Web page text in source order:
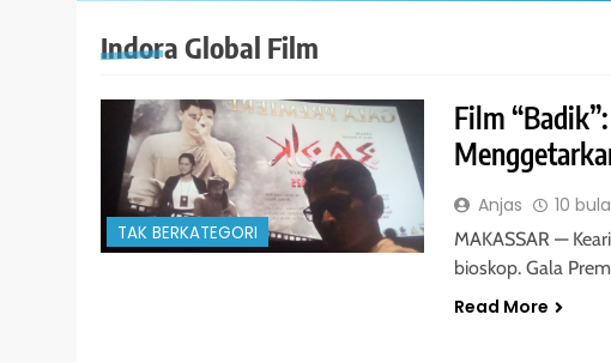
Indora Global Film
TAK BERKATEGORI
Film
Anjas 10
MAKASSAR —
bioskop. Gala
Read More